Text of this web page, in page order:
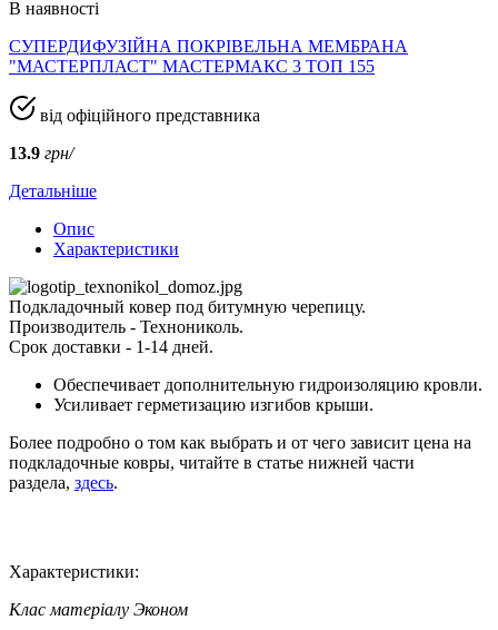
В наявності
СУПЕРДИФУЗІЙНА ПОКРІВЕЛЬНА МЕМБРАНА
"МАСТЕРПЛАСТ" МАСТЕРМАКС 3 ТОП 155
від офіційного представника
13.9 грн/
Детальніше
Опис
Характеристики
Подкладочный ковер под битумную черепицу.
Производитель - Технониколь.
Срок доставки - 1-14 дней.
Обеспечивает дополнительную гидроизоляцию кровли.
Усиливает герметизацию изгибов крыши.
Более подробно о том как выбрать и от чего зависит цена на
подкладочные ковры, читайте в статье нижней части
раздела, здесь.
Характеристики:
Клас матеріалу Эконом